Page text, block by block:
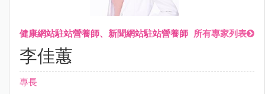
健康網站駐站營養師、新聞網站駐站營養師 所有專家列表
李佳蕙
專長